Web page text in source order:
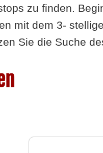
zu finden.
mit dem 3-
Sie die Suche